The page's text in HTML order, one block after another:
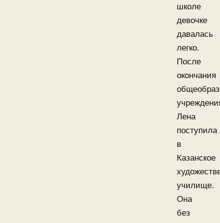
школе
девочке
давалась
легко.
После
окончания
Лена
поступила
в
Казанское
училище.
Она
без